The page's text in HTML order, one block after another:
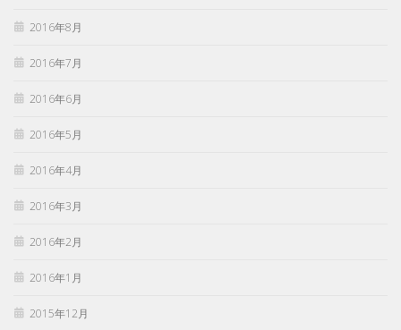
2016年8月
2016年7月
2016年6月
2016年5月
2016年4月
2016年3月
2016年2月
2016年1月
2015年12月